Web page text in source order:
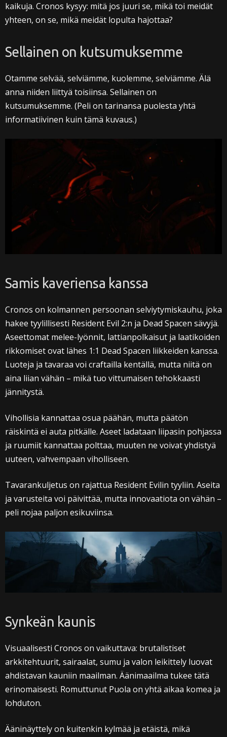
kaikuja. Cronos kysyy: mitä jos juuri se, mikä toi meidät
yhteen, on se, mikä meidät lopulta hajottaa?
Sellainen on kutsumuksemme
Otamme selvää, selviämme, kuolemme, selviämme. Älä
anna niiden liittyä toisiinsa. Sellainen on
kutsumuksemme. (Peli on tarinansa puolesta yhtä
informatiivinen kuin tämä kuvaus.)
Samis kaveriensa kanssa
Cronos on kolmannen persoonan selviytymiskauhu, joka
hakee tyylillisesti Resident Evil 2:n ja Dead Spacen sävyjä.
Aseettomat melee-lyönnit, lattianpolkaisut ja laatikoiden
rikkomiset ovat lähes 1:1 Dead Spacen liikkeiden kanssa.
Luoteja ja tavaraa voi craftailla kentällä, mutta niitä on
aina liian vähän – mikä tuo vittumaisen tehokkaasti
jännitystä.
Vihollisia kannattaa osua päähän, mutta päätön
räiskintä ei auta pitkälle. Aseet ladataan liipasin pohjassa
ja ruumiit kannattaa polttaa, muuten ne voivat yhdistyä
uuteen, vahvempaan viholliseen.
Tavarankuljetus on rajattua Resident Evilin tyyliin. Aseita
ja varusteita voi päivittää, mutta innovaatiota on vähän –
peli nojaa paljon esikuviinsa.
Synkeän kaunis
Visuaalisesti Cronos on vaikuttava: brutalistiset
arkkitehtuurit, sairaalat, sumu ja valon leikittely luovat
ahdistavan kauniin maailman. Äänimaailma tukee tätä
erinomaisesti. Romuttunut Puola on yhtä aikaa komea ja
lohduton.
Ääninäyttely on kuitenkin kylmää ja etäistä, mikä